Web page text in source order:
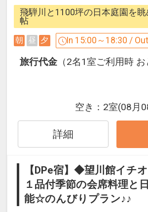
★プランが多すぎて、どれが
からない･･･
★このプランに飛騨牛は付く
そんなお声にお応えした飛
下呂温泉 望川館を満喫でき
す。
★好評５つのおもてなし付
（１）夕食は、望川館人気
飛騨川と1100坪の日本庭園を
帖
朝 昼 夕 In 15:00～18:30 /
旅行代金 （2名1室ご利用時
空き： 2室(08月
詳細
【DPe宿】◆望川館イチ
１品付季節の会席料理と
能☆のんびりプラン♪♪